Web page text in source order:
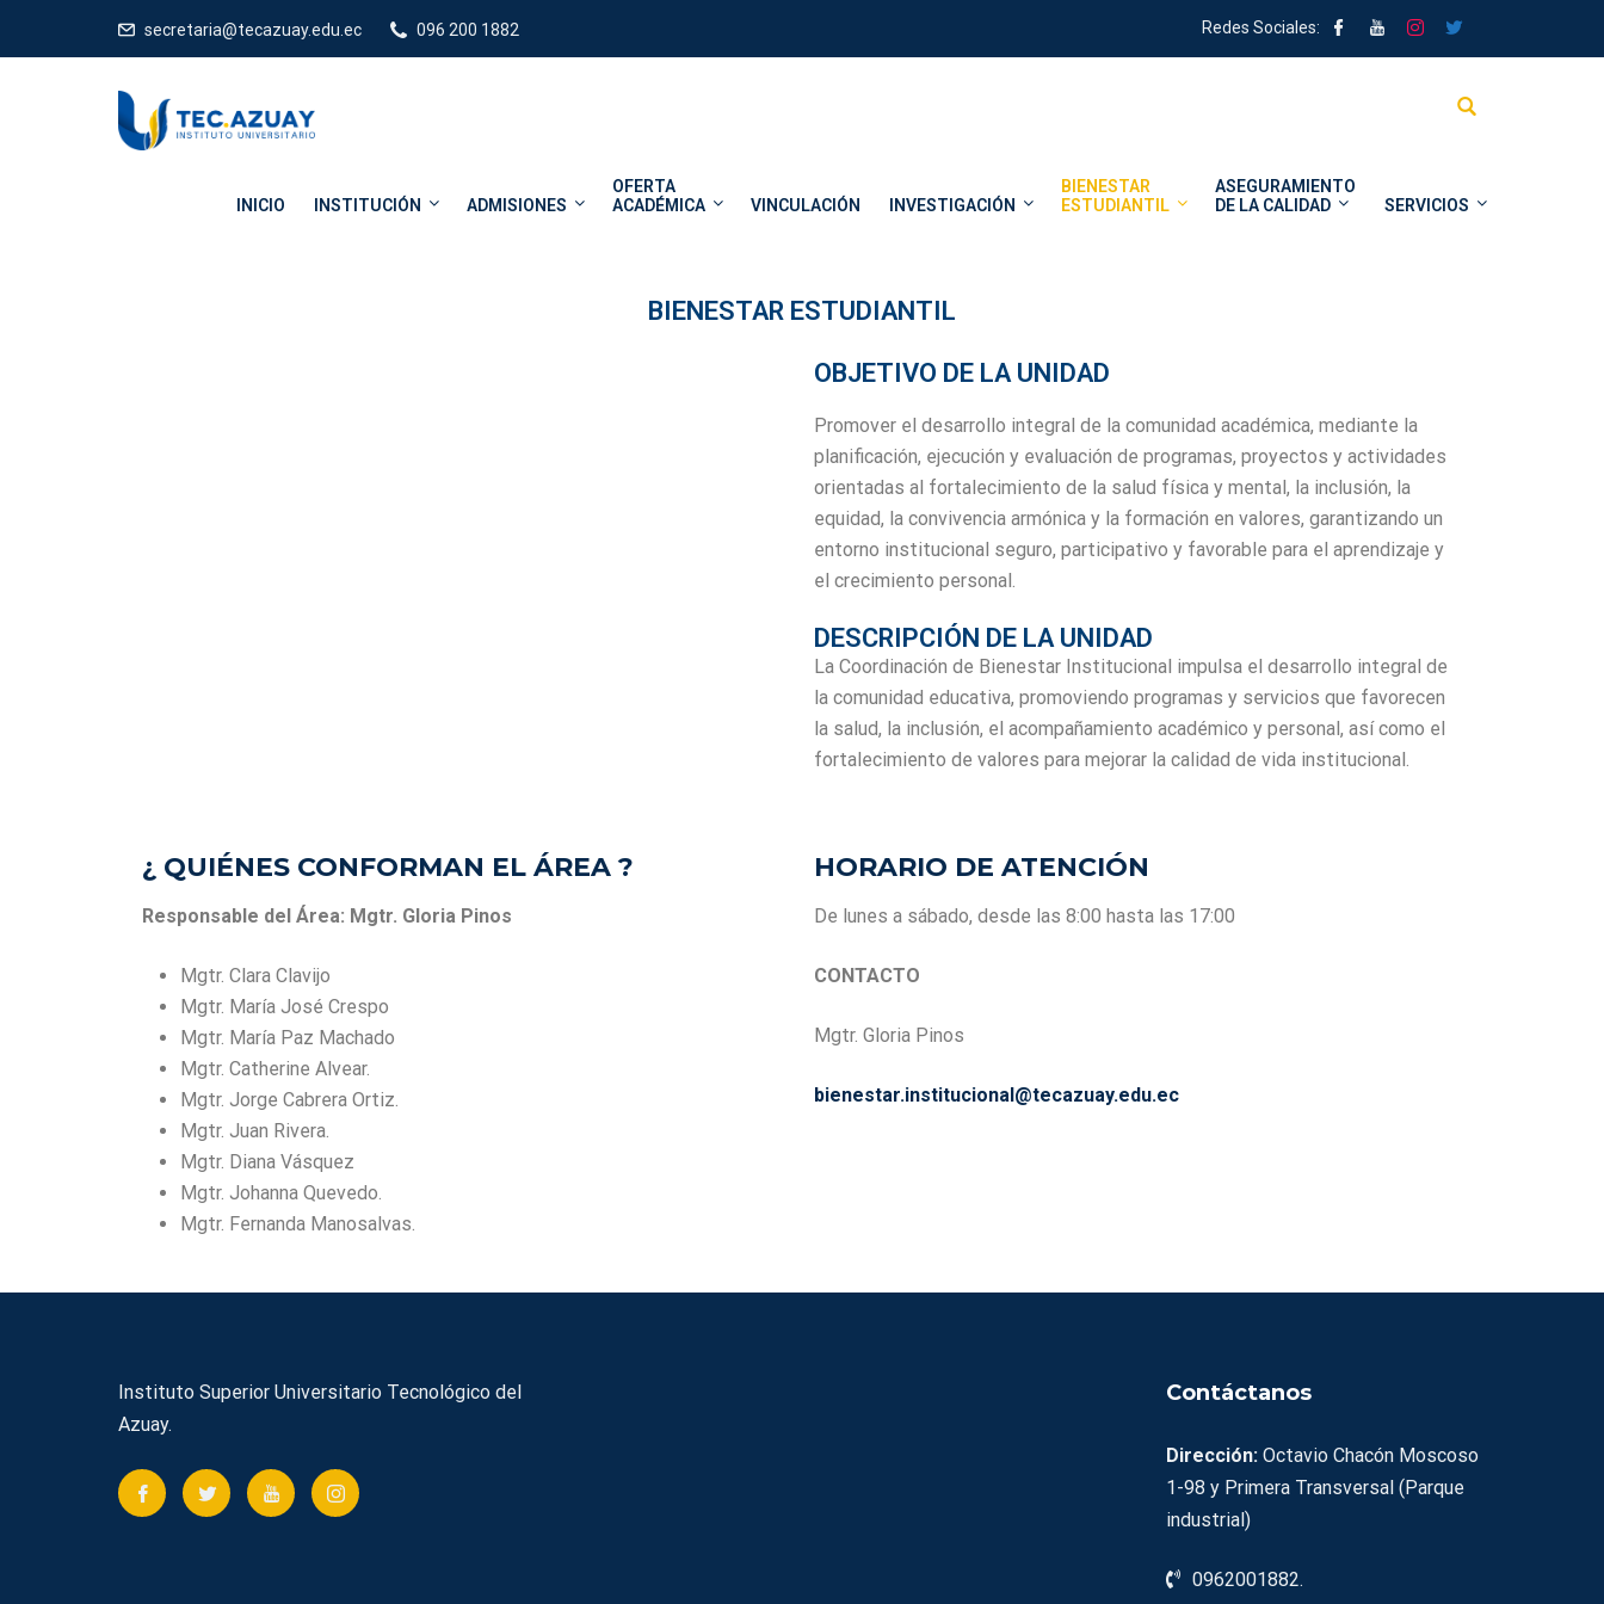
secretaria@tecazuay.edu.ec 096 200 1882 Redes Sociales:
INICIO INSTITUCIÓN ADMISIONES
OFERTA
ACADÉMICA
VINCULACIÓN INVESTIGACIÓN
BIENESTAR
ESTUDIANTIL
ASEGURAMIENTO
DE LA CALIDAD
SERVICIOS
BIENESTAR ESTUDIANTIL
OBJETIVO DE LA UNIDAD
Promover el desarrollo integral de la comunidad académica, mediante la
planificación, ejecución y evaluación de programas, proyectos y actividades
orientadas al fortalecimiento de la salud física y mental, la inclusión, la
equidad, la convivencia armónica y la formación en valores, garantizando un
entorno institucional seguro, participativo y favorable para el aprendizaje y
el crecimiento personal.
DESCRIPCIÓN DE LA UNIDAD
La Coordinación de Bienestar Institucional impulsa el desarrollo integral de
la comunidad educativa, promoviendo programas y servicios que favorecen
la salud, la inclusión, el acompañamiento académico y personal, así como el
fortalecimiento de valores para mejorar la calidad de vida institucional.
¿ QUIÉNES CONFORMAN EL ÁREA ?
Responsable del Área: Mgtr. Gloria Pinos
Mgtr. Clara Clavijo
Mgtr. María José Crespo
Mgtr. María Paz Machado
Mgtr. Catherine Alvear.
Mgtr. Jorge Cabrera Ortiz.
Mgtr. Juan Rivera.
Mgtr. Diana Vásquez
Mgtr. Johanna Quevedo.
Mgtr. Fernanda Manosalvas.
HORARIO DE ATENCIÓN
De lunes a sábado, desde las 8:00 hasta las 17:00
CONTACTO
Mgtr. Gloria Pinos
bienestar.institucional@tecazuay.edu.ec
Instituto Superior Universitario Tecnológico del
Azuay.
Contáctanos
Dirección:Octavio Chacón Moscoso
1-98 y Primera Transversal (Parque
industrial)
0962001882.